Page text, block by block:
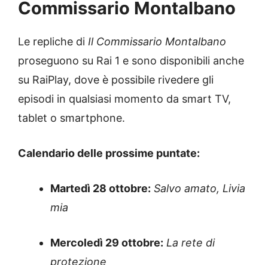
Commissario Montalbano
Le repliche di Il Commissario Montalbano
proseguono su Rai 1 e sono disponibili anche
su RaiPlay, dove è possibile rivedere gli
episodi in qualsiasi momento da smart TV,
tablet o smartphone.
Calendario delle prossime puntate:
Martedì 28 ottobre: Salvo amato, Livia
mia
Mercoledì 29 ottobre: La rete di
protezione